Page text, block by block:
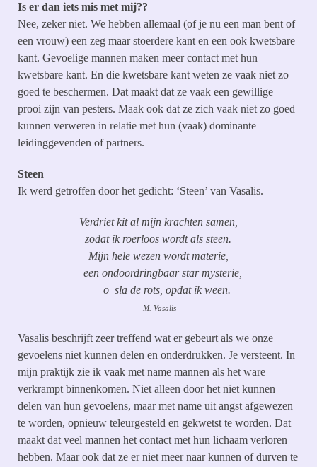
Is er dan iets mis met mij??
Nee, zeker niet. We hebben allemaal (of je nu een man bent of
een vrouw) een zeg maar stoerdere kant en een ook kwetsbare
kant. Gevoelige mannen maken meer contact met hun
kwetsbare kant. En die kwetsbare kant weten ze vaak niet zo
goed te beschermen. Dat maakt dat ze vaak een gewillige
prooi zijn van pesters. Maak ook dat ze zich vaak niet zo goed
kunnen verweren in relatie met hun (vaak) dominante
leidinggevenden of partners.
Steen
Ik werd getroffen door het gedicht: ‘Steen’ van Vasalis.
Verdriet kit al mijn krachten samen,
zodat ik roerloos wordt als steen.
Mijn hele wezen wordt materie,
een ondoordringbaar star mysterie,
o sla de rots, opdat ik ween.
M. Vasalis
Vasalis beschrijft zeer treffend wat er gebeurt als we onze
gevoelens niet kunnen delen en onderdrukken. Je versteent. In
mijn praktijk zie ik vaak met name mannen als het ware
verkrampt binnenkomen. Niet alleen door het niet kunnen
delen van hun gevoelens, maar met name uit angst afgewezen
te worden, opnieuw teleurgesteld en gekwetst te worden. Dat
maakt dat veel mannen het contact met hun lichaam verloren
hebben. Maar ook dat ze er niet meer naar kunnen of durven te